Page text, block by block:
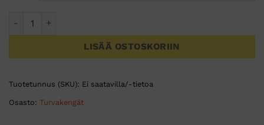
LISÄÄ OSTOSKORIIN
Tuotetunnus (SKU): Ei saatavilla/-tietoa
Osasto: Turvakengät